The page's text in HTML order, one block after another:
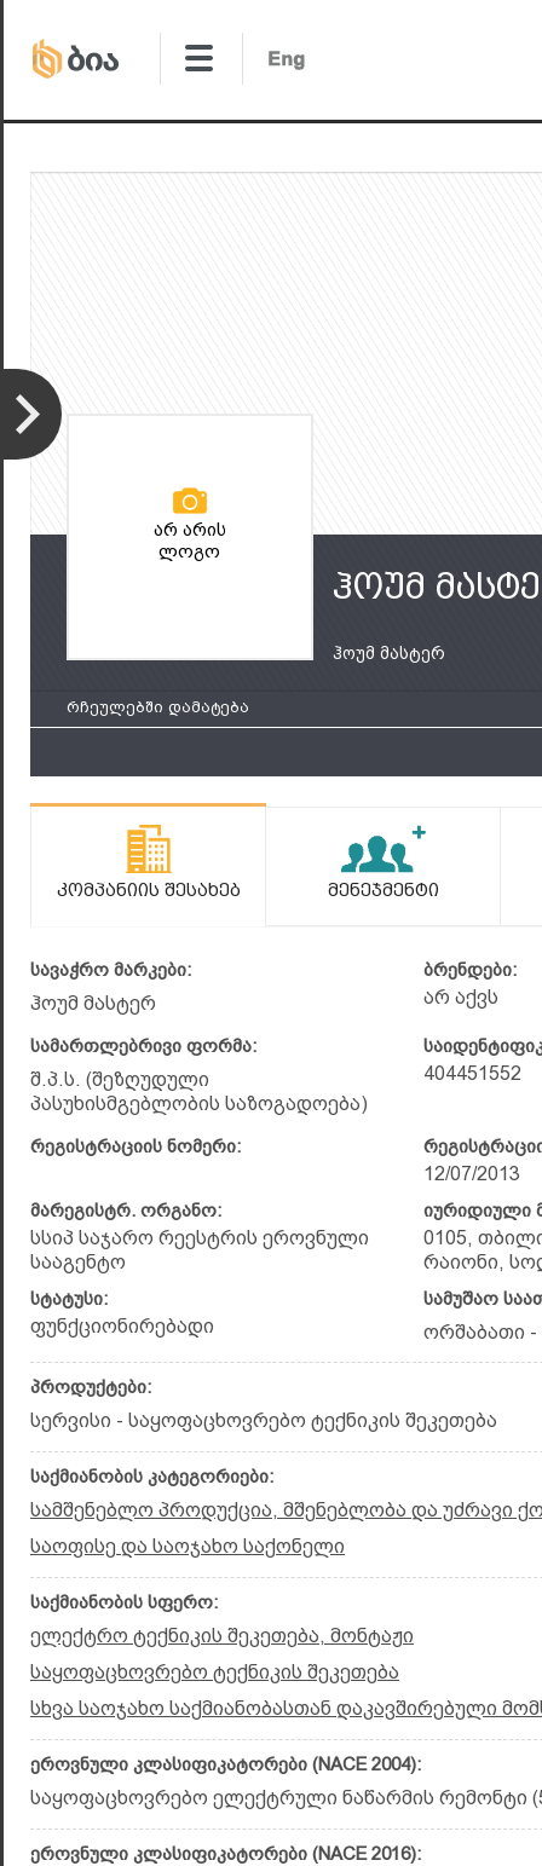
არ არის
ლოგო
ჰოუმ
ჰოუმ მასტერ
რჩეულებში დამატება
Კომპანიის Შესახებ Მენეჯმენტი
სავაჭრო მარკები:
ჰოუმ მასტერ
ბრენდები:
არ აქვს
სამართლებრივი ფორმა:
შ.პ.ს. (შეზღუდული
პასუხისმგებლობის საზოგადოება)
404451552
რეგისტრაციის ნომერი:
12/07/2013
მარეგისტრ. ორგანო:
სსიპ საჯარო რეესტრის ეროვნული
სააგენტო
იურიდიული
0105,
რაიონი,
სტატუსი:
ფუნქციონირებადი
სამუშაო
ორშაბათი -
პროდუქტები:
სერვისი - საყოფაცხოვრებო ტექნიკის შეკეთება
საქმიანობის კატეგორიები:
სამშენებლო პროდუქცია, მშენებლობა და უძრავი
საოფისე და საოჯახო საქონელი
საქმიანობის სფერო:
ელექტრო ტექნიკის შეკეთება, მონტაჟი
საყოფაცხოვრებო ტექნიკის შეკეთება
სხვა საოჯახო საქმიანობასთან დაკავშირებული
ეროვნული კლასიფიკატორები (NACE 2004):
საყოფაცხოვრებო ელექტრული ნაწარმის რემონტი
ეროვნული კლასიფიკატორები (NACE 2016):